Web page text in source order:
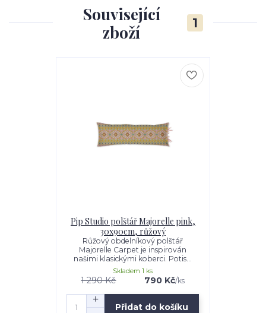
Související
zboží
1
Pip Studio polštář Majorelle pink,
30x90cm, růžový
Růžový obdelníkový polštář
Majorelle Carpet je inspirován
našimi klasickými koberci. Potis...
1 290 Kč 790 Kč/ks
Skladem 1 ks
Přidat do košíku